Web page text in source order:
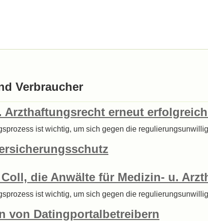
Verbraucher
erneut
ist wichtig, um sich gegen die
die Anwälte für Medizin- u.
ist wichtig, um sich gegen die
von Datingportalbetreibern